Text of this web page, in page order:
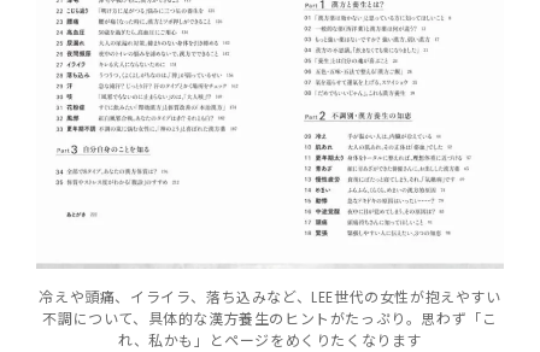
冷えや頭痛、イライラ、落ち込みなど、LEE世代の女性が抱えやすい
不調について、具体的な漢方養生のヒントがたっぷり。思わず「こ
れ、私かも」とページをめくりたくなります